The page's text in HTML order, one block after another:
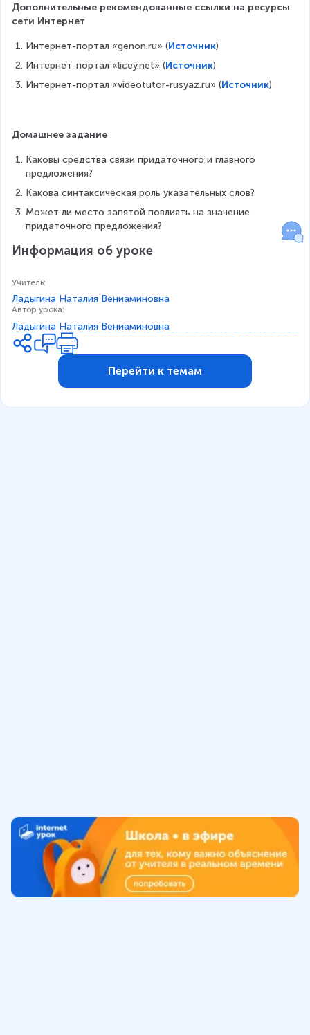
Дополнительные рекомендованные ссылки на ресурсы
сети Интернет
Интернет-портал «genon.ru» (Источник)
Интернет-портал «licey.net» (Источник)
Интернет-портал «videotutor-rusyaz.ru» (Источник)
Домашнее задание
Каковы средства связи придаточного и главного
предложения?
Какова синтаксическая роль указательных слов?
Может ли место запятой повлиять на значение
придаточного предложения?
Информация об уроке
Учитель:
Ладыгина Наталия Вениаминовна
Автор урока:
Ладыгина Наталия Вениаминовна
Перейти к темам